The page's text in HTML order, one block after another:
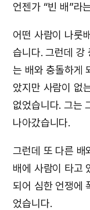
언젠가 “빈 배”라
어떤 사람이 나룻
습니다. 그런데 강
는 배와 충돌하게
았지만 사람이 없
없었습니다. 그는
나아갔습니다.
그런데 또 다른 배
배에 사람이 타고
되어 심한 언쟁에
었습니다.